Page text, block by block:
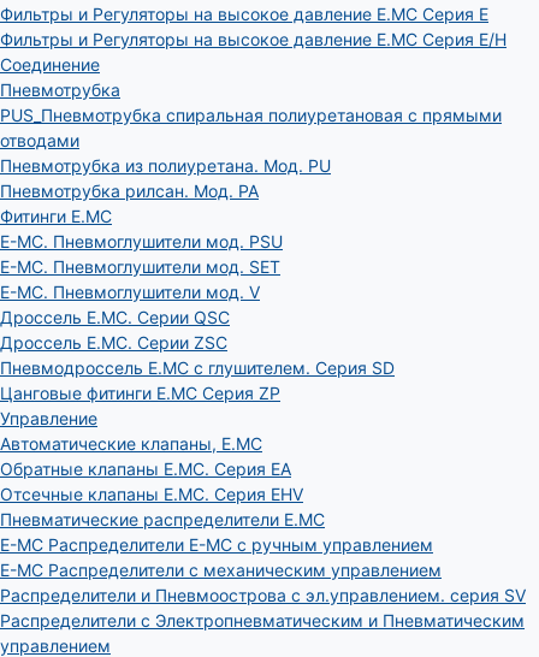
Фильтры и Регуляторы на высокое давление E.MC Серия E
Фильтры и Регуляторы на высокое давление E.MC Серия E/H
Соединение
Пневмотрубка
PUS_Пневмотрубка спиральная полиуретановая с прямыми
отводами
Пневмотрубка из полиуретана. Мод. РU
Пневмотрубка рилсан. Мод. PA
Фитинги E.MC
E-MC. Пневмоглушители мод. PSU
E-MC. Пневмоглушители мод. SET
E-MC. Пневмоглушители мод. V
Дроссель E.MC. Серии QSC
Дроссель E.MC. Серии ZSC
Пневмодроссель E.MC с глушителем. Серия SD
Цанговые фитинги E.MC Серия ZP
Управление
Автоматические клапаны, Е.МС
Обратные клапаны E.MC. Серия EA
Отсечные клапаны E.MC. Серия EHV
Пневматические распределители E.MC
E-MC Распределители E-MC с ручным управлением
E-MC Распределители с механическим управлением
Распределители и Пневмоострова с эл.управлением. серия SV
Распределители с Электропневматическим и Пневматическим
управлением